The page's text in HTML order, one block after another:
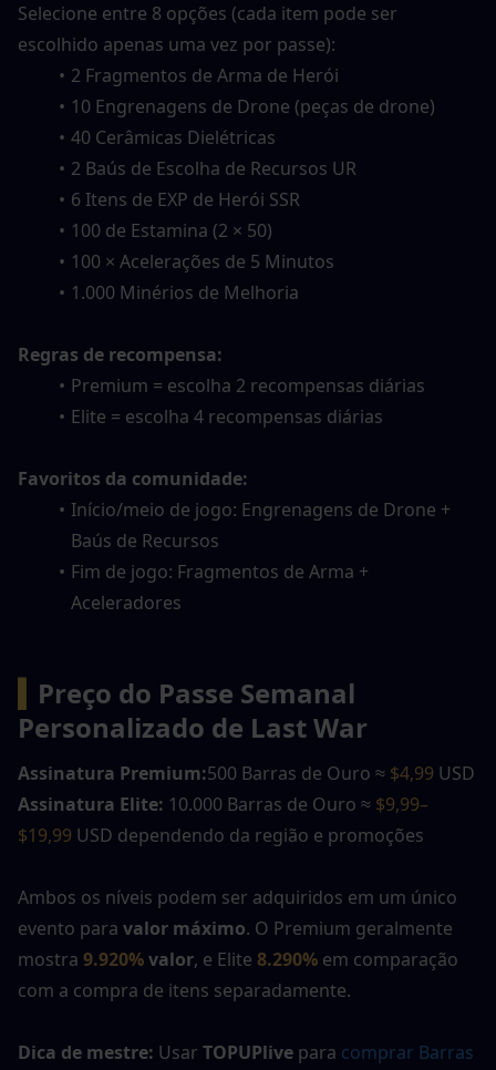
Selecione entre 8 opções (cada item pode ser
escolhido apenas uma vez por passe):
2 Fragmentos de Arma de Herói
10 Engrenagens de Drone (peças de drone)
40 Cerâmicas Dielétricas
2 Baús de Escolha de Recursos UR
6 Itens de EXP de Herói SSR
100 de Estamina (2 × 50)
100 × Acelerações de 5 Minutos
1.000 Minérios de Melhoria
Regras de recompensa:
Premium = escolha 2 recompensas diárias
Elite = escolha 4 recompensas diárias
Favoritos da comunidade:
Início/meio de jogo: Engrenagens de Drone +
Baús de Recursos
Fim de jogo: Fragmentos de Arma +
Aceleradores
Preço do Passe Semanal
Personalizado de Last War
Assinatura Premium:500 Barras de Ouro ≈ $4,99 USD
Assinatura Elite: 10.000 Barras de Ouro ≈ $9,99–
$19,99 USD dependendo da região e promoções
Ambos os níveis podem ser adquiridos em um único
evento para valor máximo. O Premium geralmente
mostra 9.920% valor, e Elite 8.290% em comparação
com a compra de itens separadamente.
Dica de mestre: Usar TOPUPlive para comprar Barras